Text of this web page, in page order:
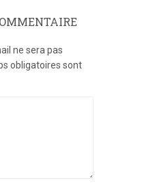
ne sera pas
obligatoires sont